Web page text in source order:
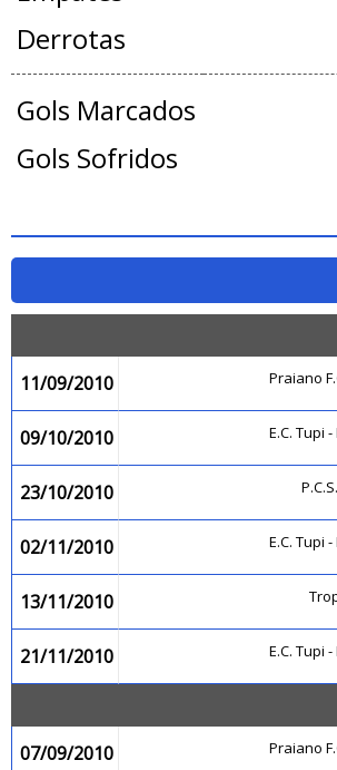
Derrotas
Gols Marcados
Gols Sofridos
11/09/2010
Praiano
09/10/2010 E.C. Tupi -
23/10/2010
02/11/2010 E.C. Tupi -
13/11/2010
21/11/2010 E.C. Tupi -
07/09/2010
Praiano